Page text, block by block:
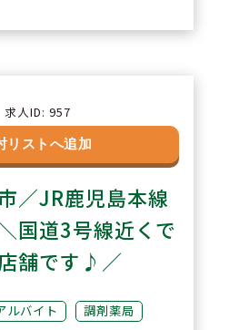
。半日＋半日での
トはなし。ブロッ
が在籍するためお
ー体制も安心。有
目標に、有休は1
得も可能！
求人ID: 957
リストへ追加
／JR鹿児島本線
国道3号線近くで
舗です♪／
ルバイト 調剤薬局